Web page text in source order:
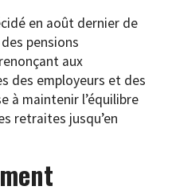
en août dernier de
pensions
aux
des employeurs et des
à maintenir l’équilibre
retraites jusqu’en